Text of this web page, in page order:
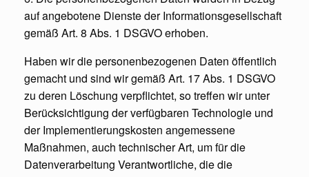
auf angebotene Dienste der Informationsgesellschaft
gemäß Art. 8 Abs. 1 DSGVO erhoben.
Haben wir die personenbezogenen Daten öffentlich
gemacht und sind wir gemäß Art. 17 Abs. 1 DSGVO
zu deren Löschung verpflichtet, so treffen wir unter
Berücksichtigung der verfügbaren Technologie und
der Implementierungskosten angemessene
Maßnahmen, auch technischer Art, um für die
Datenverarbeitung Verantwortliche, die die